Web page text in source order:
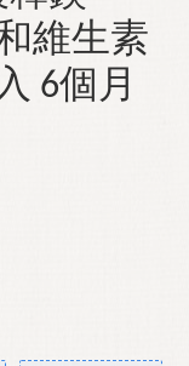
維生素
6個月